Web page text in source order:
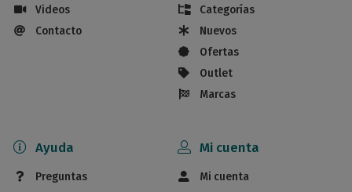
Videos
Contacto
Categorías
Nuevos
Ofertas
Outlet
Marcas
Ayuda
Preguntas
Mi cuenta
Mi cuenta